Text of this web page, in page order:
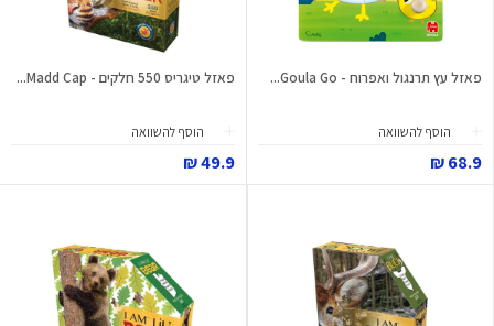
פאזל עץ תרנגול ואפרוח - Goula Go...
הוסף להשוואה
68.9 ₪
פאזל טיגריס 550 חלקים - Madd Cap...
הוסף להשוואה
49.9 ₪